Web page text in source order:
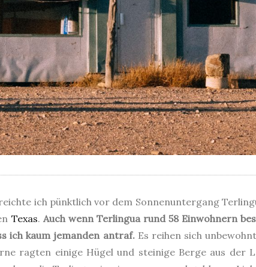
ich pünktlich vor dem Sonnenuntergang
Texas. Auch wenn Terlingua rund 58 Einwohnern
ich kaum jemanden antraf.Es reihen sich
ragten einige Hügel und steinige Berge aus der